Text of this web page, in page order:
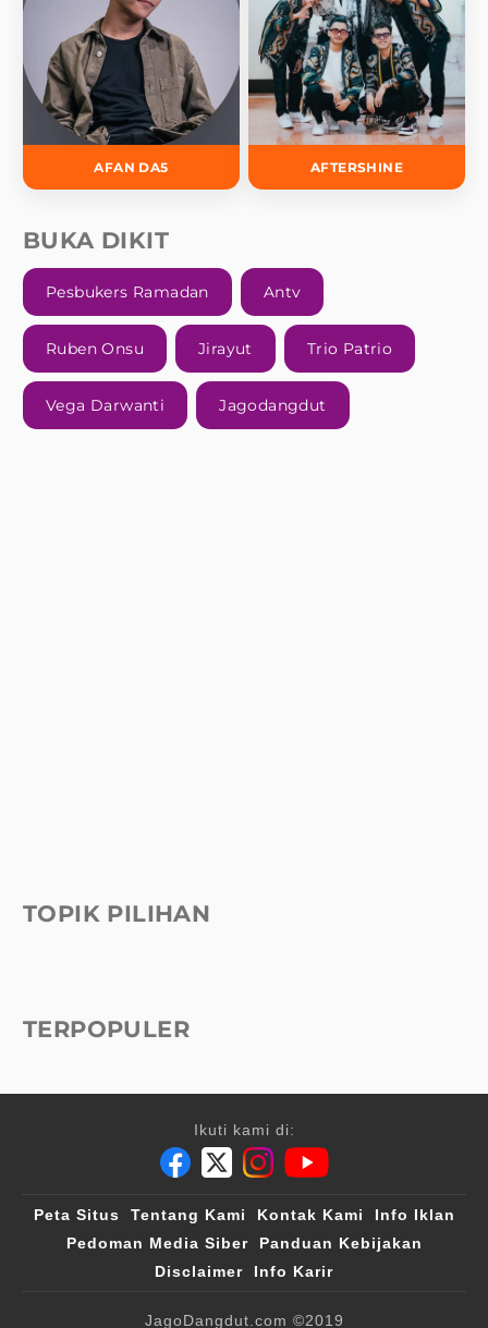
AFAN DA5 AFTERSHINE
BUKA DIKIT
Pesbukers Ramadan Antv
Ruben Onsu Jirayut Trio Patrio
Vega Darwanti Jagodangdut
TOPIK PILIHAN
TERPOPULER
Ikuti kami di:
Peta Situs Tentang Kami Kontak Kami
Info Iklan
Pedoman Media Siber
Panduan Kebijakan
Disclaimer
Info Karir
JagoDangdut.com ©2019